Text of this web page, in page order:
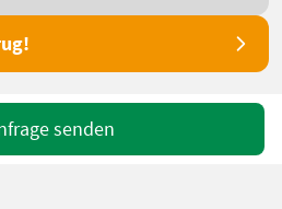
senden